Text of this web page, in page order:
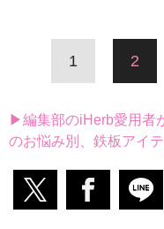
1 2
▶編集部のiHerb愛用者
のお悩み別、鉄板アイ